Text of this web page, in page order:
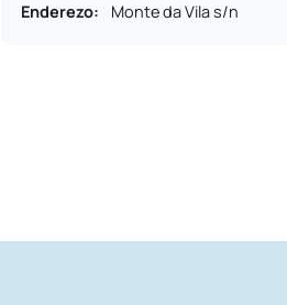
Enderezo: Monte da Vila s/n